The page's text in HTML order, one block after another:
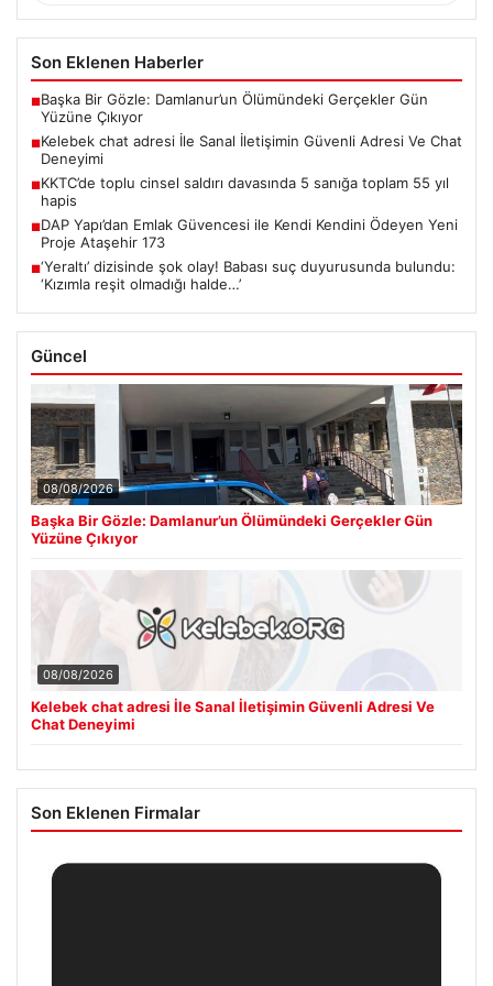
Son Eklenen Haberler
■Başka Bir Gözle: Damlanur’un Ölümündeki Gerçekler Gün
Yüzüne Çıkıyor
■Kelebek chat adresi İle Sanal İletişimin Güvenli Adresi Ve Chat
Deneyimi
■KKTC’de toplu cinsel saldırı davasında 5 sanığa toplam 55 yıl
hapis
■DAP Yapı’dan Emlak Güvencesi ile Kendi Kendini Ödeyen Yeni
Proje Ataşehir 173
■‘Yeraltı’ dizisinde şok olay! Babası suç duyurusunda bulundu:
‘Kızımla reşit olmadığı halde…’
Güncel
08/08/2026
Başka Bir Gözle: Damlanur’un Ölümündeki Gerçekler Gün
Yüzüne Çıkıyor
08/08/2026
Kelebek chat adresi İle Sanal İletişimin Güvenli Adresi Ve
Chat Deneyimi
Son Eklenen Firmalar